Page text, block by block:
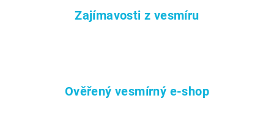
Zajímavosti z vesmíru
Ověřený vesmírný e-shop